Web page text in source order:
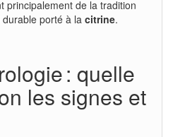
principalement de la tradition
durable porté à la citrine.
: quelle
les signes et